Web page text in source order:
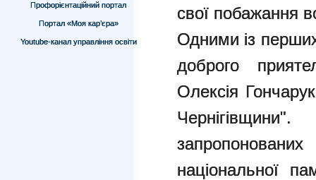
Профорієнтаційний портал
Портал «Моя кар’єра»
Youtube-канал управління освіти
свої побажання
Одними із
доброго
Олексія
національної